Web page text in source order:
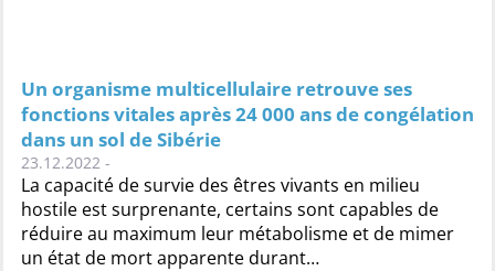
Un organisme multicellulaire retrouve ses
fonctions vitales après 24 000 ans de congélation
dans un sol de Sibérie
23.12.2022 -
La capacité de survie des êtres vivants en milieu
hostile est surprenante, certains sont capables de
réduire au maximum leur métabolisme et de mimer
un état de mort apparente durant…